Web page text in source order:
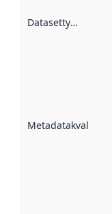
Datasettype
Metadatakvalitet